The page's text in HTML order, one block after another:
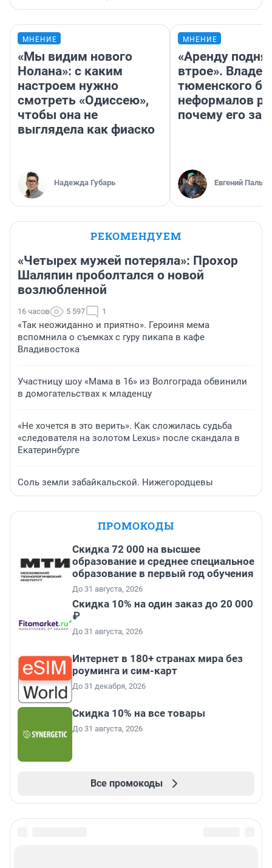
МНЕНИЕ
«Мы видим нового
Нолана»: с каким
настроем нужно
смотреть «Одиссею»,
чтобы она не
выглядела как фиаско
Надежда Губарь
МНЕНИЕ
«Аренду
втрое».
тюменского
неформалов
почему его
Евгений
РЕКОМЕНДУЕМ
«Четырех мужей потеряла»: Прохор
Шаляпин проболтался о новой
возлюбленной
16 часов 5 597 1
«Так неожиданно и приятно». Героиня мема
вспомнила о съемках с гуру пикапа в кафе
Владивостока
Участницу шоу «Мама в 16» из Волгограда обвинили
в домогательствах к младенцу
«Не хочется в это верить». Как сложилась судьба
«следователя на золотом Lexus» после скандала в
Екатеринбурге
Соль земли забайкальской. Нижегородцевы
ПРОМОКОДЫ
Скидка 72 000 на высшее
образование и среднее специальное
образование в первый год обучения
До 31 августа, 2026
Скидка 10% на один заказ до 20 000
₽
До 31 августа, 2026
Интернет в 180+ странах мира без
роуминга и сим-карт
До 31 декабря, 2026
Скидка 10% на все товары
До 31 августа, 2026
Все промокоды